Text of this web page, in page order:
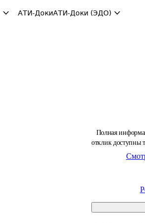
АТИ-ДокиАТИ-Доки (ЭДО)
Полная
отклик доступны